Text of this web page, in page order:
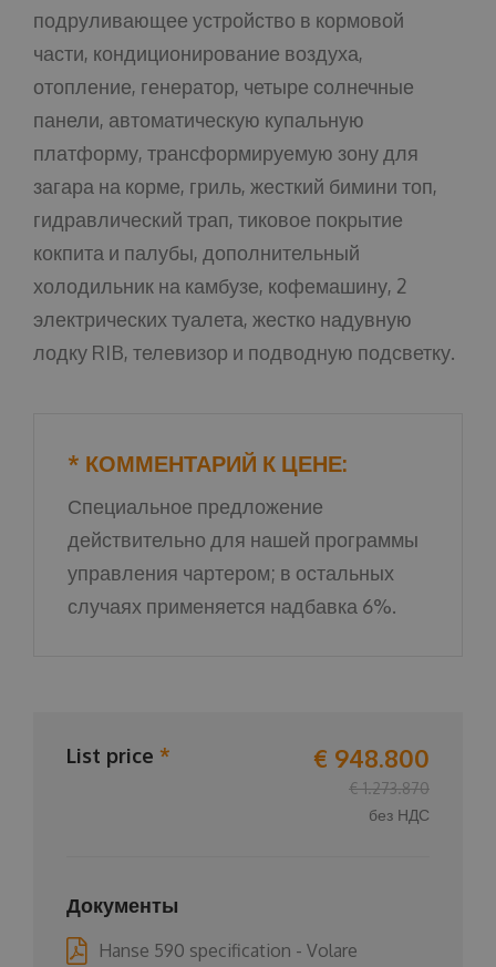
подруливающее устройство в кормовой
части, кондиционирование воздуха,
отопление, генератор, четыре солнечные
панели, автоматическую купальную
платформу, трансформируемую зону для
загара на корме, гриль, жесткий бимини топ,
гидравлический трап, тиковое покрытие
кокпита и палубы, дополнительный
холодильник на камбузе, кофемашину, 2
электрических туалета, жестко надувную
лодку RIB, телевизор и подводную подсветку.
* КОММЕНТАРИЙ К ЦЕНЕ:
Специальное предложение
действительно для нашей программы
управления чартером; в остальных
случаях применяется надбавка 6%.
List price * € 948.800
€ 1.273.870
без НДС
Документы
Hanse 590 specification - Volare